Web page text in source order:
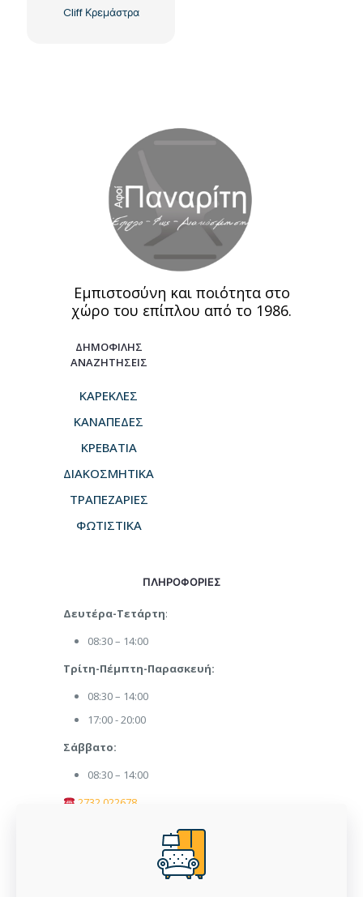
Cliff Κρεμάστρα
Εμπιστοσύνη και ποιότητα στο
χώρο του επίπλου από το 1986.
ΔΗΜΟΦΙΛΗΣ
ΑΝΑΖΗΤΗΣΕΙΣ
ΚΑΡΕΚΛΕΣ
ΚΑΝΑΠΕΔΕΣ
ΚΡΕΒΑΤΙΑ
ΔΙΑΚΟΣΜΗΤΙΚΑ
ΤΡΑΠΕΖΑΡΙΕΣ
ΦΩΤΙΣΤΙΚΑ
ΠΛΗΡΟΦΟΡΙΕΣ
Δευτέρα-Τετάρτη:
08:30 – 14:00
Τρίτη-Πέμπτη-Παρασκευή:
08:30 – 14:00
17:00 - 20:00
Σάββατο:
08:30 – 14:00
2732 022678
afoipanaritiepipla@gmail.com